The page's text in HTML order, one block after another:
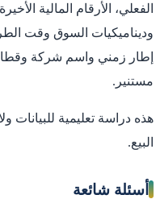
الفعلي، الأرقام المالية
وديناميكيات السوق وقت
إطار زمني واسم شركة
مستنير.
هذه دراسة تعليمية للبيانات
البيع.
أسئلة شائعة